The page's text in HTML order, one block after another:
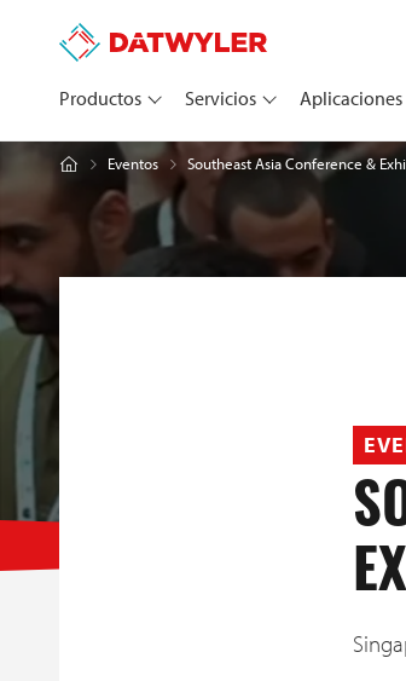
Productos Servicios Aplicaciones
Eventos Southeast Asia Conference &